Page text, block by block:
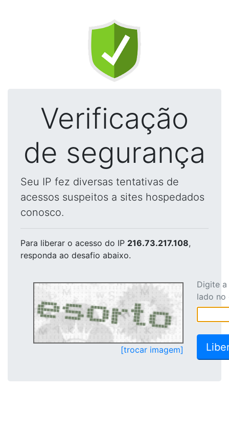
Verificação
de segurança
Seu IP fez diversas tentativas de
acessos suspeitos a sites hospedados
conosco.
Para liberar o acesso do IP 216.73.217.108,
responda ao desafio abaixo.
[trocar imagem]
Digite
lado no